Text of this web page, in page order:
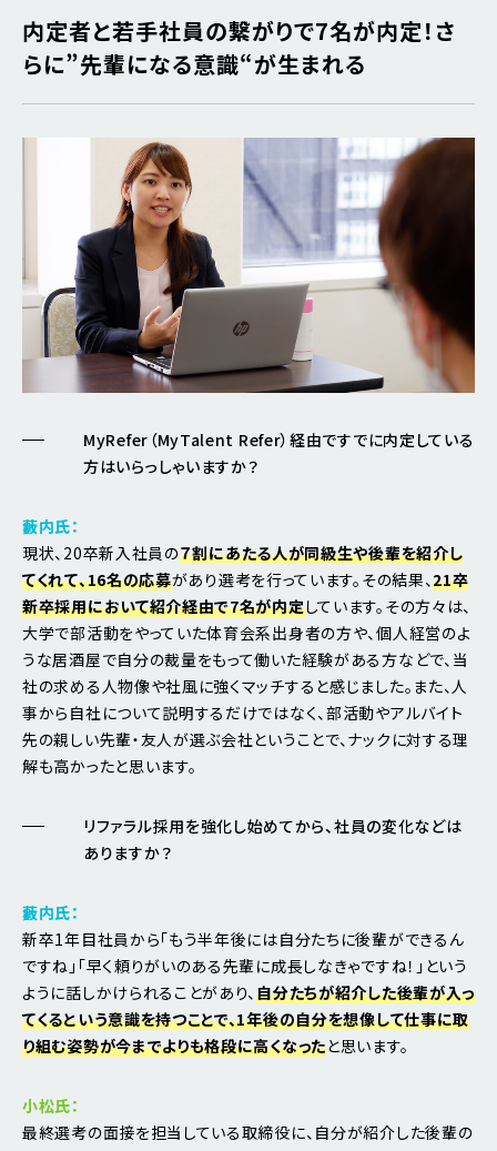
内定者と若手社員の繋がりで7名が内定！さ
らに”先輩になる意識“が生まれる
MyRefer（MyTalent Refer）経由ですでに内定している
方はいらっしゃいますか？
藪内氏：
現状、20卒新入社員の７割にあたる人が同級生や後輩を紹介し
てくれて、16名の応募があり選考を行っています。その結果、21卒
新卒採用において紹介経由で7名が内定しています。その方々は、
大学で部活動をやっていた体育会系出身者の方や、個人経営のよ
うな居酒屋で自分の裁量をもって働いた経験がある方などで、当
社の求める人物像や社風に強くマッチすると感じました。また、人
事から自社について説明するだけではなく、部活動やアルバイト
先の親しい先輩・友人が選ぶ会社ということで、ナックに対する理
解も高かったと思います。
リファラル採用を強化し始めてから、社員の変化などは
ありますか？
藪内氏：
新卒1年目社員から「もう半年後には自分たちに後輩ができるん
ですね」「早く頼りがいのある先輩に成長しなきゃですね！」という
ように話しかけられることがあり、自分たちが紹介した後輩が入っ
てくるという意識を持つことで、1年後の自分を想像して仕事に取
り組む姿勢が今までよりも格段に高くなったと思います。
小松氏：
最終選考の面接を担当している取締役に、自分が紹介した後輩の